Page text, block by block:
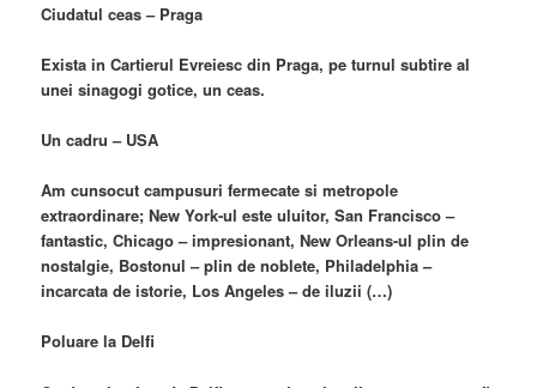
Ciudatul ceas – Praga
Exista in Cartierul Evreiesc din Praga, pe turnul subtire al
unei sinagogi gotice, un ceas.
Un cadru – USA
Am cunsocut campusuri fermecate si metropole
extraordinare; New York-ul este uluitor, San Francisco –
fantastic, Chicago – impresionant, New Orleans-ul plin de
nostalgie, Bostonul – plin de noblete, Philadelphia –
incarcata de istorie, Los Angeles – de iluzii (…)
Poluare la Delfi